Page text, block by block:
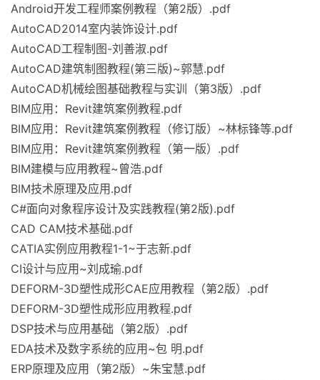
Android开发工程师案例教程（第2版）.pdf
AutoCAD2014室内装饰设计.pdf
AutoCAD工程制图-刘善淑.pdf
AutoCAD建筑制图教程(第三版)~郭慧.pdf
AutoCAD机械绘图基础教程与实训（第3版）.pdf
BIM应用：Revit建筑案例教程.pdf
BIM应用：Revit建筑案例教程（修订版）~林标锋等.pdf
BIM应用：Revit建筑案例教程（第一版）.pdf
BIM建模与应用教程~曾浩.pdf
BIM技术原理及应用.pdf
C#面向对象程序设计及实践教程(第2版).pdf
CAD CAM技术基础.pdf
CATIA实例应用教程1-1~于志新.pdf
CI设计与应用~刘成瑜.pdf
DEFORM-3D塑性成形CAE应用教程（第2版）.pdf
DEFORM-3D塑性成形应用教程.pdf
DSP技术与应用基础（第2版）.pdf
EDA技术及数字系统的应用~包 明.pdf
ERP原理及应用（第2版）~朱宝慧.pdf